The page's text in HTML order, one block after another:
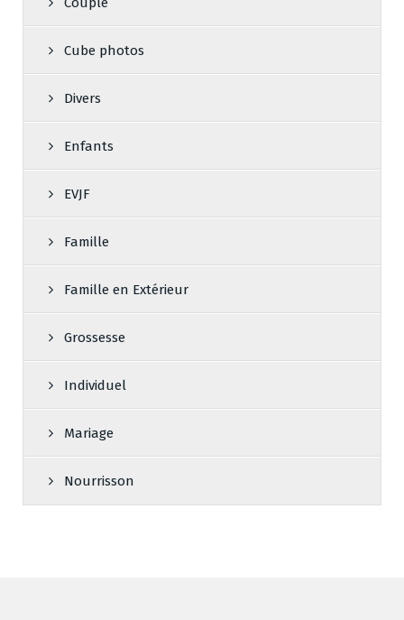
Cube photos
Divers
Enfants
EVJF
Famille
Famille en Extérieur
Grossesse
Individuel
Mariage
Nourrisson